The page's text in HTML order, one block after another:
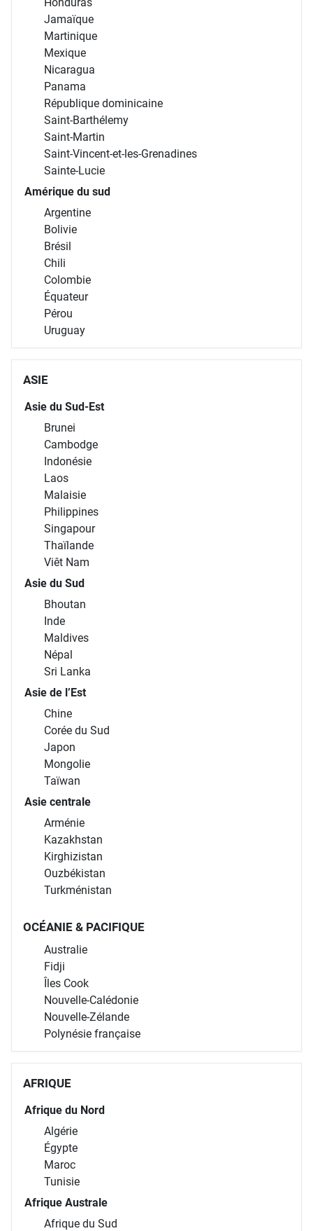
Jamaïque
Martinique
Mexique
Nicaragua
Panama
République dominicaine
Saint-Barthélemy
Saint-Martin
Saint-Vincent-et-les-Grenadines
Sainte-Lucie
Amérique du sud
Argentine
Bolivie
Brésil
Chili
Colombie
Équateur
Pérou
Uruguay
ASIE
Asie du Sud-Est
Brunei
Cambodge
Indonésie
Laos
Malaisie
Philippines
Singapour
Thaïlande
Viêt Nam
Asie du Sud
Bhoutan
Inde
Maldives
Népal
Sri Lanka
Asie de l’Est
Chine
Corée du Sud
Japon
Mongolie
Taïwan
Asie centrale
Arménie
Kazakhstan
Kirghizistan
Ouzbékistan
Turkménistan
OCÉANIE & PACIFIQUE
Australie
Fidji
Îles Cook
Nouvelle-Calédonie
Nouvelle-Zélande
Polynésie française
AFRIQUE
Afrique du Nord
Algérie
Égypte
Maroc
Tunisie
Afrique Australe
Afrique du Sud